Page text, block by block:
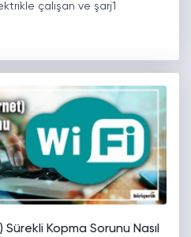
çalışan ve şarj1
Kopma Sorunu Nasıl